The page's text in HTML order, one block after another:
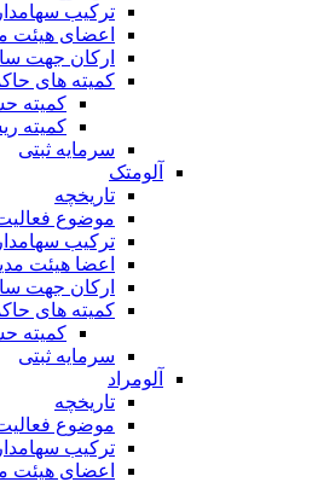
ترکیب
اعضای هیئت
ارکان جهت
کمیته های
کمیته
کمیته
سرمایه ثبتی
آلومتک
تاریخچه
موضوع
ترکیب
اعضا هیئت
ارکان جهت
کمیته های
کمیته
سرمایه ثبتی
آلومراد
تاریخچه
موضوع
ترکیب
اعضای هیئت